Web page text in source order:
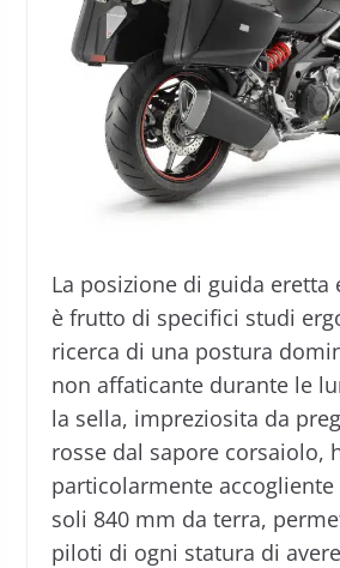
La posizione di guida eretta
è frutto di specifici studi
ricerca di una postura
non affaticante durante le
la sella, impreziosita da
rosse dal sapore corsaiolo,
particolarmente accogliente
soli 840 mm da terra,
piloti di ogni statura di